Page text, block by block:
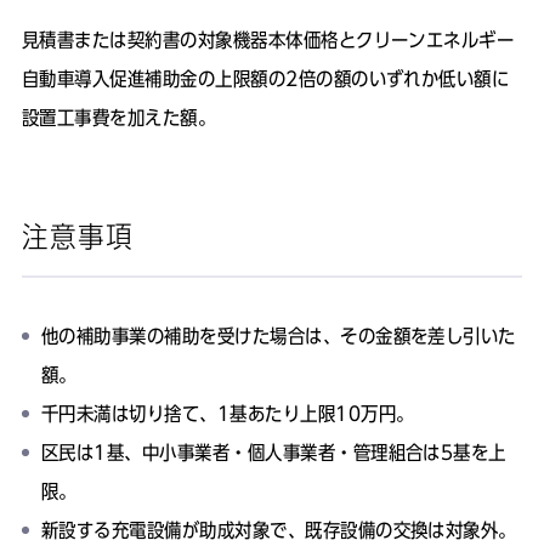
見積書または契約書の対象機器本体価格とクリーンエネルギー
自動車導入促進補助金の上限額の2倍の額のいずれか低い額に
設置工事費を加えた額。
注意事項
他の補助事業の補助を受けた場合は、その金額を差し引いた
額。
千円未満は切り捨て、1基あたり上限10万円。
区民は1基、中小事業者・個人事業者・管理組合は5基を上
限。
新設する充電設備が助成対象で、既存設備の交換は対象外。